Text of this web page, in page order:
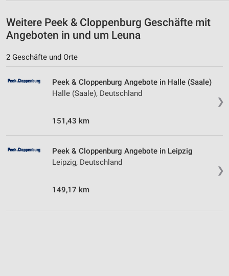
Weitere Peek & Cloppenburg Geschäfte mit
Angeboten in und um Leuna
2 Geschäfte und Orte
❯
Peek & Cloppenburg Angebote in Halle (Saale)
Halle (Saale), Deutschland
151,43 km
❯
Peek & Cloppenburg Angebote in Leipzig
Leipzig, Deutschland
149,17 km